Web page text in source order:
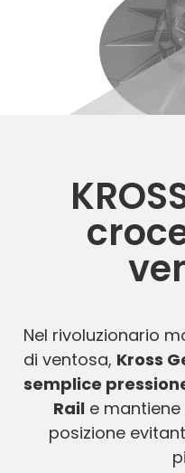
Nel rivoluzionario
di ventosa, Kross
semplice
Raile mantiene
posizione